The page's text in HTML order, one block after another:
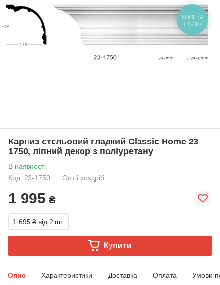
Карниз стельовий гладкий Classic Home 23-
1750, ліпний декор з поліуретану
В наявності
Код: 23-1750
Опт і роздріб
1 995 ₴
1 695 ₴ від 2 шт.
Купити
Опис Характеристики Доставка Оплата Умови
КНОПКА
ЗВ'ЯЗКУ